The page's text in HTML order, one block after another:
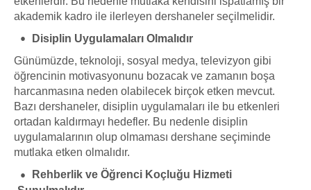
akademik kadro ile ilerleyen dershaneler seçilmelidir.
Disiplin Uygulamaları Olmalıdır
Günümüzde, teknoloji, sosyal medya, televizyon gibi
öğrencinin motivasyonunu bozacak ve zamanın boşa
harcanmasına neden olabilecek birçok etken mevcut.
Bazı dershaneler, disiplin uygulamaları ile bu etkenleri
ortadan kaldırmayı hedefler. Bu nedenle disiplin
uygulamalarının olup olmaması dershane seçiminde
mutlaka etken olmalıdır.
Rehberlik ve Öğrenci Koçluğu Hizmeti